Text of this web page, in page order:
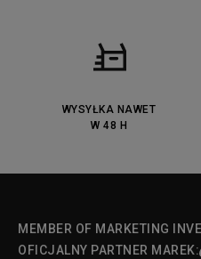
WYSYŁKA NAWET
W 48 H
MEMBER OF MARKETING
OFICJALNY PARTNER MAREK: